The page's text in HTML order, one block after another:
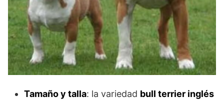
Tamaño y talla: la variedad bull terrier inglés